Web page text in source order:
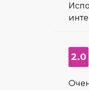
2.0